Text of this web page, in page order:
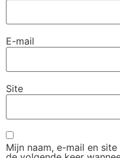
E-mail
Site
Mijn naam, e-mail en